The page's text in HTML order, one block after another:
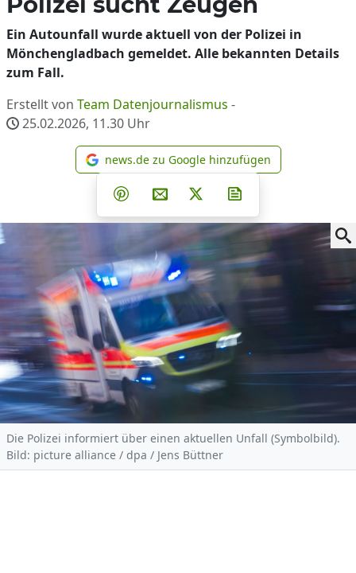
Ein Autounfall wurde aktuell von der Polizei in
Mönchengladbach gemeldet. Alle bekannten Details
zum Fall.
Erstellt von Team Datenjournalismus -
25.02.2026, 11.30 Uhr
news.de zu Google
news.de zu Google hinzufügen
Teilen auf Facebook
Teilen auf Whatsapp
Teilen auf Telegram
Teilen auf Pinterest
Per E-Mail teilen
Post auf X
Die Polizei informiert über einen aktuellen Unfall (Symbolbild).
Bild: picture alliance / dpa / Jens Büttner